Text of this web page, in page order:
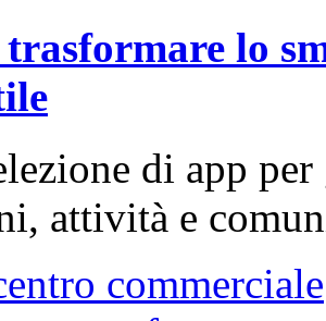
trasformare lo
di app
attività e